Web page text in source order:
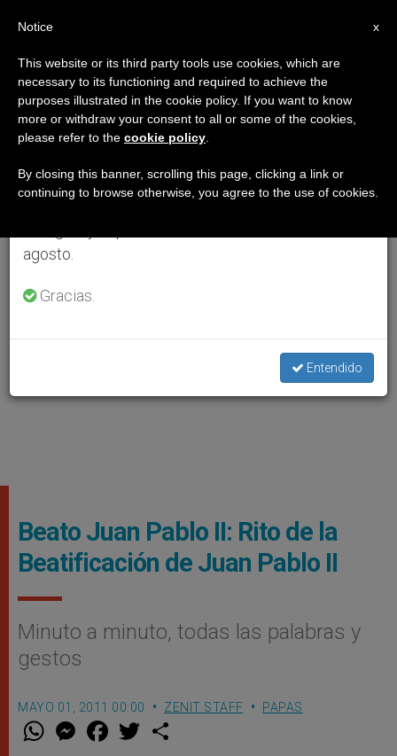
Beato Juan Pablo II: Rito de la
Beatificación de Juan Pablo II
Minuto a minuto, todas las palabras y
gestos
MAYO 01, 2011 00:00 ZENIT STAFF PAPAS
W M
e
F
a w
×
Aviso importante
Del 27 de julio al 7 de agosto haremos la pausa
anual, aprovechando que en el periodo de verano
se generan menos informaciones y también el
agosto.
Gracias.
Entendido
x
Notice
This website or its third party tools use cookies, which are
necessary to its functioning and required to achieve the
purposes illustrated in the cookie policy. If you want to know
more or withdraw your consent to all or some of the cookies,
please refer to the cookie policy
By closing this banner, scrolling this page, clicking a link or
continuing to browse otherwise, you agree to the use of cookies.